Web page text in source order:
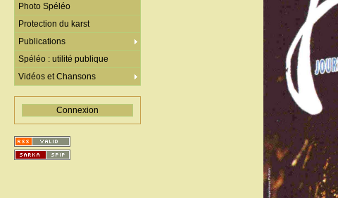
Photo Spéléo
Protection du karst
Publications
Spéléo : utilité publique
Vidéos et Chansons
Connexion